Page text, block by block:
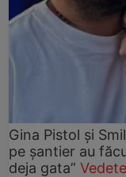
Gina Pistol și
pe șantier au
deja gata”